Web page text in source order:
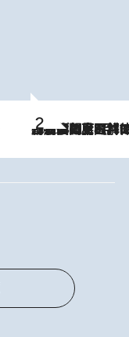
2026.8.8
「最後に見られてよかった」上野動物園の東園パンダ舎が解体前に特別公開。8月16日まで延長されたパネル展と共に辿る“半世紀”のパンダ飼育《解体工事の図面あり》